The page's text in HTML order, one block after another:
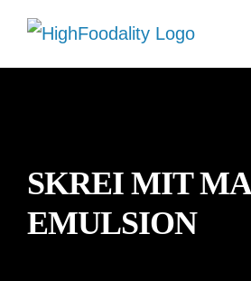
Zum
Inhalt
SKREI MIT
EMULSION